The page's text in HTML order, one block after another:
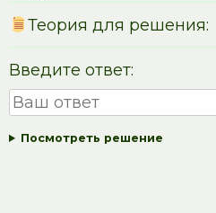
Теория для решения:
Введите ответ:
Посмотреть решение